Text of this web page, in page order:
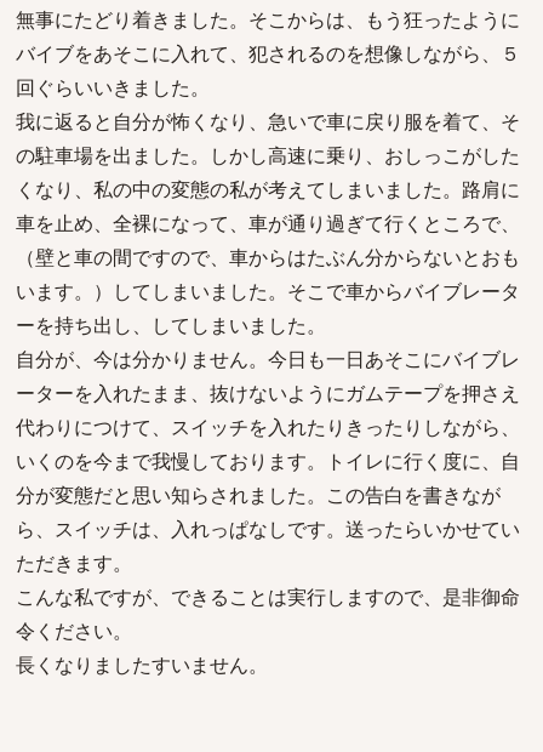
無事にたどり着きました。そこからは、もう狂ったように
バイブをあそこに入れて、犯されるのを想像しながら、５
回ぐらいいきました。
我に返ると自分が怖くなり、急いで車に戻り服を着て、そ
の駐車場を出ました。しかし高速に乗り、おしっこがした
くなり、私の中の変態の私が考えてしまいました。路肩に
車を止め、全裸になって、車が通り過ぎて行くところで、
（壁と車の間ですので、車からはたぶん分からないとおも
います。）してしまいました。そこで車からバイブレータ
ーを持ち出し、してしまいました。
自分が、今は分かりません。今日も一日あそこにバイブレ
ーターを入れたまま、抜けないようにガムテープを押さえ
代わりにつけて、スイッチを入れたりきったりしながら、
いくのを今まで我慢しております。トイレに行く度に、自
分が変態だと思い知らされました。この告白を書きなが
ら、スイッチは、入れっぱなしです。送ったらいかせてい
ただきます。
こんな私ですが、できることは実行しますので、是非御命
令ください。
長くなりましたすいません。